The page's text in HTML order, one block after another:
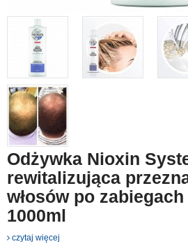
Odżywka Nioxin
rewitalizująca
włosów po
1000ml
czytaj więcej